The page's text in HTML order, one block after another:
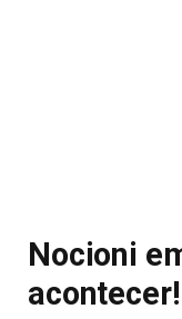
Nocioni
acontecer!